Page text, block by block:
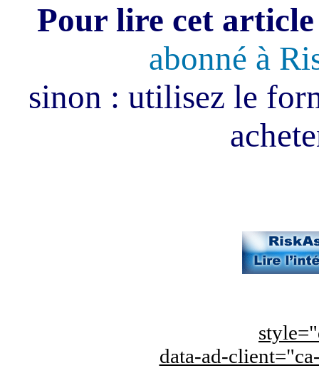
Pour lire cet
abonné à
sinon : utilisez le
data-ad-